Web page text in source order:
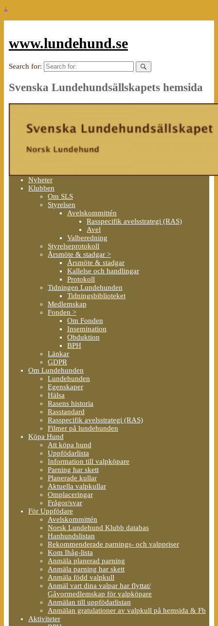
↓
www.lundehund.se
Search for:
Svenska Lundehundsällskapets hemsida
Nyheter
Klubben
Om SLS
Styrelsen
Avelskommittén
Rasspecifik avelsstrategi (RAS)
Avel
Valberedning
Styrelseprotokoll
Årsmöte & stadgar >
Årsmöte & stadgar
Kallelse och handlingar
Protokoll
Tidningen Lundehunden
Tidningsbiblioteket
Medlemskap
Fonden >
Om Fonden
Insemination
Obduktion
BPH
Länkar
GDPR
Om Lundehunden
Lundehunden
Egenskaper
Hälsa
Rasens historia
Rasstandard
Rasspecifik avelsstrategi (RAS)
Filmer på lundehunden
Köpa Hund
Att köpa hund
Uppfödarlista
Information till valpköpare
Parning har skett
Planerade kullar
Aktuella valpkullar
Omplaceringar
Frågor/svar
För Uppfödare
Avelskommittén
Norsk Lundehund Klubb databas
Hanhundslistan
Rekommenderade parnings- och valppriser
Kom Ihåg-lista
Anmäla planerad parning
Anmäla parning har skett
Anmäla född valpkull
Anmäl vart dina valpar har flyttat/
Gåvormedlemskap för valpköpare
Anmälan till uppfödarlistan
Anmälan gratulationer av valpkull på hemsida & Fb
Aktiviteter